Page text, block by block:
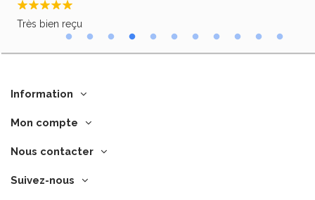
Très bien reçu
Information
Mon compte
Nous contacter
Suivez-nous